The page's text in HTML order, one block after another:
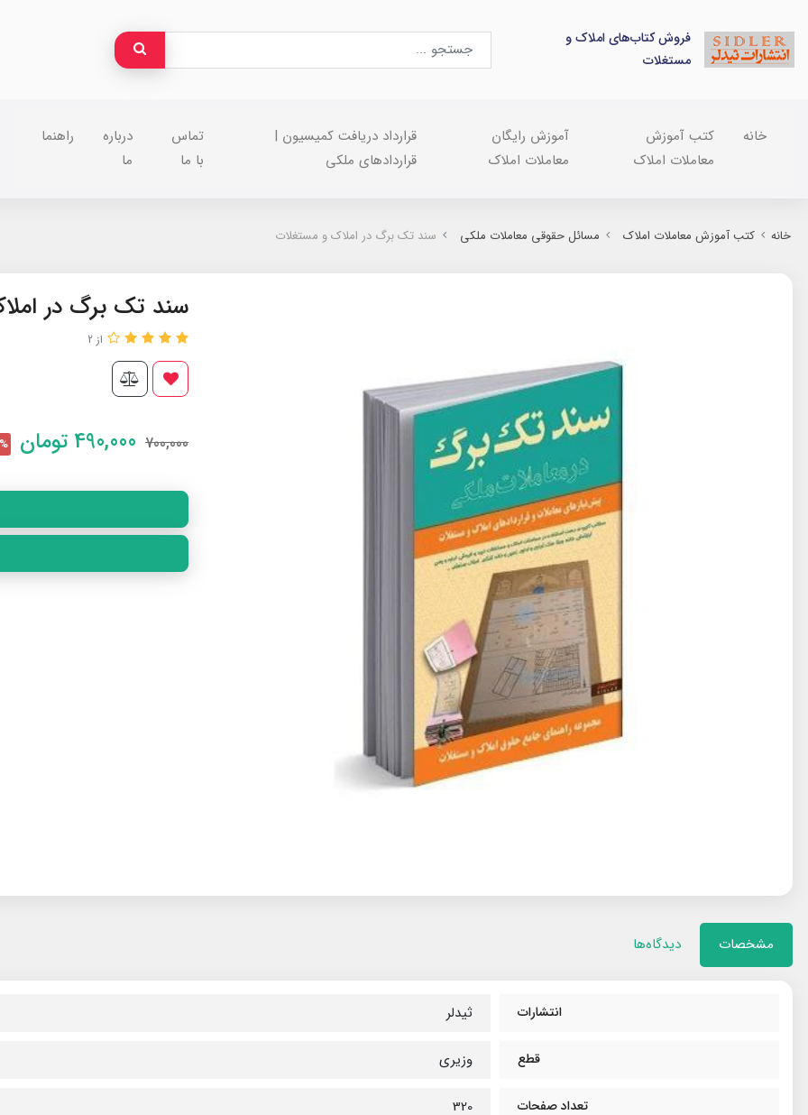
فروش کتاب‌های املاک و
مستغلات
خانه
کتب آموزش
معاملات املاک
آموزش رایگان
معاملات املاک
قرارداد دریافت کمیسیون |
قراردادهای ملکی
تماس
با ما
درباره
ما
راهنما
خانه کتب آموزش معاملات املاک مسائل حقوقی معاملات ملکی سند تک برگ در املاک و مستغلات
سند تک برگ در
از 2
700,000
490,000 تومان
مشخصات دیدگاه‌ها
انتشارات ثیدلر
قطع وزیری
تعداد صفحات 320